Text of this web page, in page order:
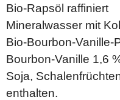
Bio-Rapsöl raffiniert
Mineralwasser mit
Bio-Bourbon-Vanille-
Bourbon-Vanille 1,6
Soja,
enthalten.